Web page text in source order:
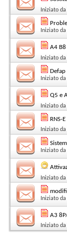
Iniziato da
Iniziato da
A4
Iniziato da
Defap
Iniziato da
Q5 e
Iniziato da
RNS-
Iniziato da
Iniziato da
Iniziato da
Iniziato da
A3
Iniziato da